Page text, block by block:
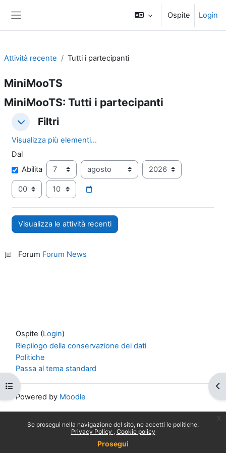
Se prosegui nella navigazione del sito, ne accetti le politiche:
Privacy Policy
Cookie policy
Prosegui
Ospite Login
Apri indice del corso
Attività recente Tutti i partecipanti
MiniMooTS
MiniMooTS: Tutti i partecipanti
Filtri
Filtri Filtri
Visualizza più elementi...
Dal
DalAbilita Giorno Mese Anno
Ora Minuto
Forum Forum News
Ospite (Login)
Riepilogo della conservazione dei dati
Politiche
Passa al tema standard
Powered by Moodle